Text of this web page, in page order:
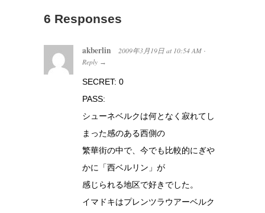
6 Responses
akberlin 2009年3月19日 at 10:54 AM ·
Reply →
SECRET: 0
PASS:
シューネベルクは何となく寂れてし
まった感のある西側の
繁華街の中で、今でも比較的にぎや
かに「西ベルリン」が
感じられる地区で好きでした。
イマドキはプレンツラウアーベルク